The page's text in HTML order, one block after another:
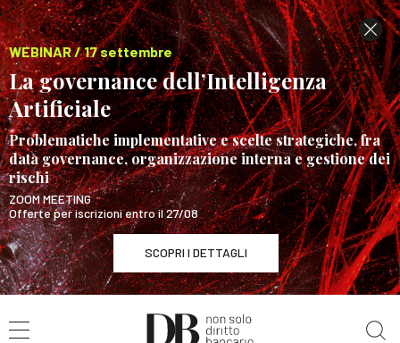
WEBINAR / 17 settembre
La governance dell’Intelligenza
Artificiale
Problematiche implementative e scelte strategiche, fra
data governance, organizzazione interna e gestione dei
rischi
ZOOM MEETING
Offerte per iscrizioni entro il 27/08
SCOPRI I DETTAGLI
WEBINAR / 17 settembre